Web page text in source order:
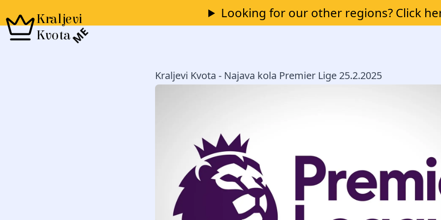
Looking for our other regions? Click
Kraljevi
KvotaME
Kraljevi Kvota - Najava kola Premier Lige 25.2.2025